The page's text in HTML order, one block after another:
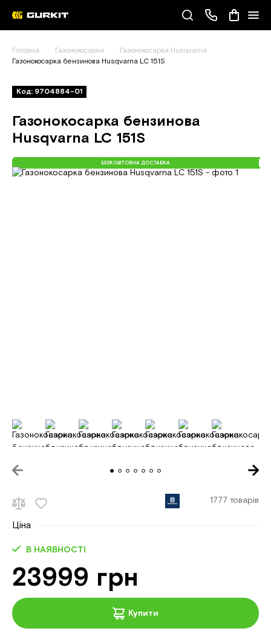
(093) 343-55-55
Головна Газонокосарки
Газонокосарки Husqvarna
Газонокосарка бензинова Husqvarna LC 151S
Код: 9704884-01
Газонокосарка бензинова
Husqvarna LC 151S
БЕЗКОШТОВНА ДОСТАВКА
1777 товарів
Ціна
В НАЯВНОСТІ
23999 грн
Купити